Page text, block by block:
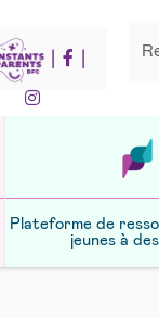
Plateforme de
jeunes à